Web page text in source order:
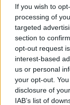
If you wish to
processing of
targeted
section to
opt-out request
interest-based
us or personal
your opt-out.
disclosure of
IAB’s list of
al